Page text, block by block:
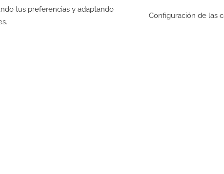
tus preferencias y adaptando
Configuración de las